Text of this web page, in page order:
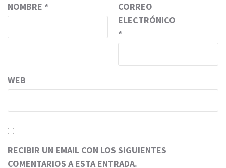
NOMBRE *
CORREO
ELECTRÓNICO
*
WEB
RECIBIR UN EMAIL CON LOS SIGUIENTES
COMENTARIOS A ESTA ENTRADA.